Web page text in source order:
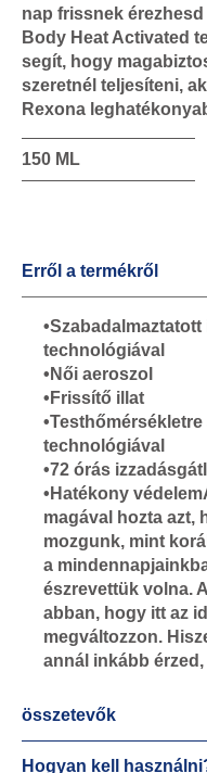
nap frissnek
Body Heat Activated
segít, hogy
szeretnél teljesíteni,
Rexona
150 ML
Erről a termékről
technológiával
•Női aeroszol
•Frissítő illat
technológiával
•72 órás
•Hatékony
magával hozta azt,
mozgunk, mint
a
észrevettük volna.
abban, hogy itt az
megváltozzon.
annál inkább
összetevők
Hogyan kell